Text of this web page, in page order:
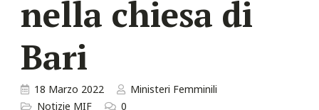
nella chiesa di
Bari
18 Marzo 2022
Ministeri Femminili
Notizie MIF
0